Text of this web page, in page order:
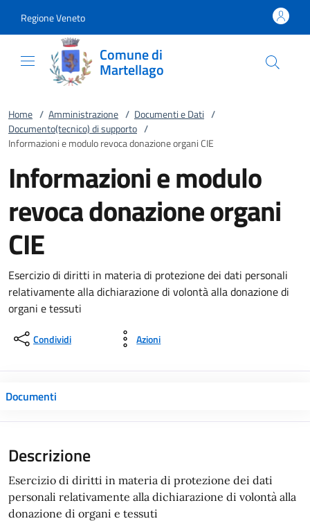
Regione Veneto
Comune di
Martellago
Home / Amministrazione / Documenti e Dati /
Documento(tecnico) di supporto /
Informazioni e modulo revoca donazione organi CIE
Informazioni e modulo
revoca donazione organi
CIE
Esercizio di diritti in materia di protezione dei dati personali
relativamente alla dichiarazione di volontà alla donazione di
organi e tessuti
Condividi Azioni
Documenti
Descrizione
Esercizio di diritti in materia di protezione dei dati
personali relativamente alla dichiarazione di volontà alla
donazione di organi e tessuti